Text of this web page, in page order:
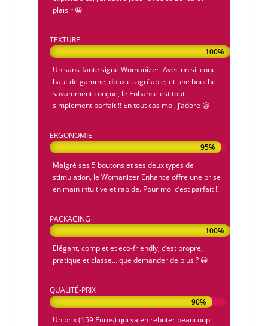
plaisir 😀
TEXTURE
100%
100%
Un sans-faute signé Womanizer. Avec un silicone
haut de gamme, doux et agréable, et une bouche
savamment conçue, le Enhance est tout
simplement parfait !! En tout cas moi, j’adore 😀
ERGONOMIE
95%
95%
Malgré ses 5 boutons et ses deux types de
stimulation, le Womanizer Enhance offre une prise
en main intuitive et rapide. Pour moi c’est parfait !!
PACKAGING
100%
100%
Elégant, complet et eco-friendly, c’est propre,
pratique et classe… que demander de plus ? 😀
QUALITÉ-PRIX
90%
90%
Un prix (159 Euros) qui va en rebuter beaucoup